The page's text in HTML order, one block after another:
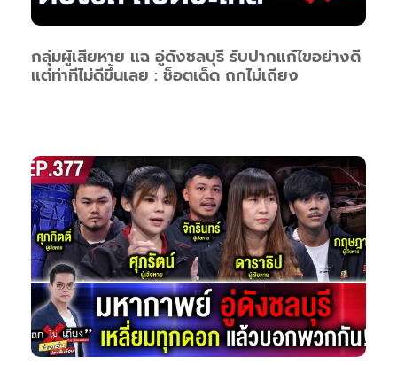
กลุ่มผู้เสียหาย แฉ อู่ดังชลบุรี รับปากแก้ไขอย่างดี
แต่ท่าทีไม่ดีขึ้นเลย : ช็อตเด็ด ถกไม่เถียง